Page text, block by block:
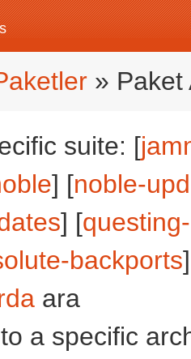
» Paket
suite: [
] [noble-
] [
backports
ara
a specific